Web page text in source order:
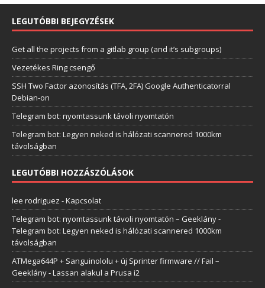
LEGUTÓBBI BEJEGYZÉSEK
Get all the projects from a gitlab group (and it’s subgroups)
Vezetékes Ring csengő
SSH Two Factor azonosítás (TFA, 2FA) Google Authenticatorral
Debian-on
Telegram bot: nyomtassunk távoli nyomtatón
Telegram bot: Legyen neked is hálózati scannered 1000km
távolságban
LEGUTÓBBI HOZZÁSZÓLÁSOK
lee rodriguez -Kapcsolat
Telegram bot: nyomtassunk távoli nyomtatón – Geeklány-
Telegram bot: Legyen neked is hálózati scannered 1000km
távolságban
ATMega644P + Sanguinololu + új Sprinter firmware // Fail –
Geeklány-Lassan alakul a Prusa i2